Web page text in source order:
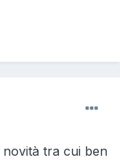
tra cui ben